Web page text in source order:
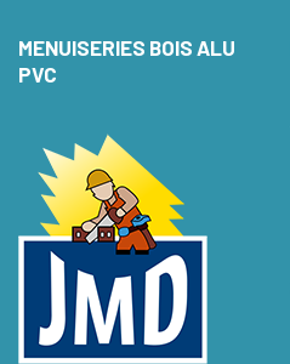
MENUISERIES BOIS ALU
PVC